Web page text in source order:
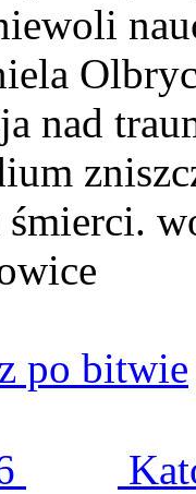
nad
śmierci.
po bitwie